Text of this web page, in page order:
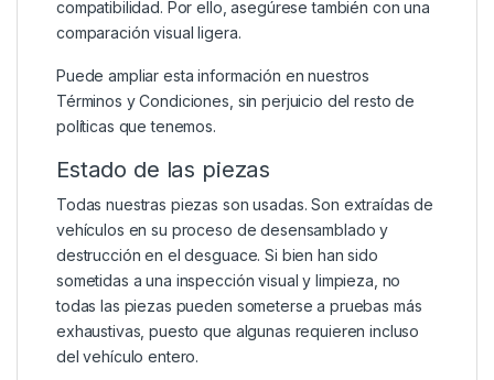
compatibilidad. Por ello, asegúrese también con una
comparación visual ligera.
Puede ampliar esta información en nuestros
Términos y Condiciones , sin perjuicio del resto de
políticas que tenemos.
Estado de las piezas
Todas nuestras piezas son usadas. Son extraídas de
vehículos en su proceso de desensamblado y
destrucción en el desguace. Si bien han sido
sometidas a una inspección visual y limpieza, no
todas las piezas pueden someterse a pruebas más
exhaustivas, puesto que algunas requieren incluso
del vehículo entero.